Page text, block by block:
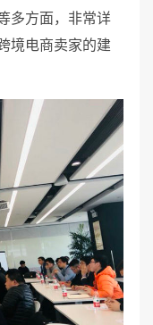
多方面，非常详
境电商卖家的建